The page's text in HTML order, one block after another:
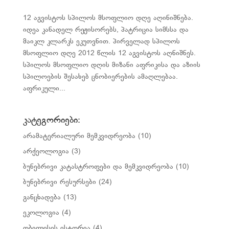
12 აგვისტოს სპილოს მსოფლიო დღე აღინიშნება.
იდეა კანადელ რეჟისორებს, პატრიცია სიმსსა და
მაიკლ კლარკს ეკუთვნით. პირველად სპილოს
მსოფლიო დღე 2012 წლის 12 აგვისტოს აღნიშნეს.
სპილოს მსოფლიო დღის მიზანი აფრიკისა და აზიის
სპილოების შესახებ ცნობიერების ამაღლებაა.
აფრიკული...
კატეგორიები:
არამატერიალური მემკვიდრეობა (10)
არქეოლოგია (3)
ბუნებრივი კატასტროფები და მემკვიდრეობა (10)
ბუნებრივი რესურსები (24)
განცხადება (13)
ეკოლოგია (4)